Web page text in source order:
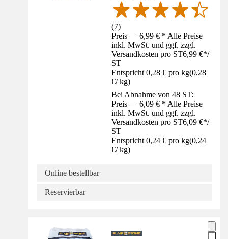
(7)
Preis — 6,99 € * Alle Preise
inkl. MwSt. und ggf. zzgl.
Versandkosten pro ST6,99 €*/
ST
Entspricht 0,28 € pro kg(0,28
€/ kg)
Bei Abnahme von 48 ST:
Preis — 6,09 € * Alle Preise
inkl. MwSt. und ggf. zzgl.
Versandkosten pro ST6,09 €*/
ST
Entspricht 0,24 € pro kg(0,24
€/ kg)
Online bestellbar
Reservierbar